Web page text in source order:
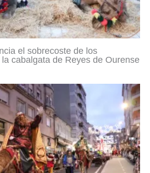
el sobrecoste de los
cabalgata de Reyes de Ourense